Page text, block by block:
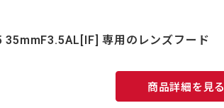
35mmF3.5AL[IF] 専用のレンズフード
商品詳細を見る